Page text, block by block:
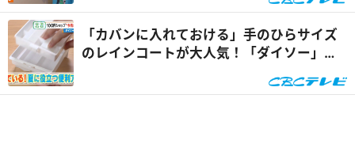
「カバンに入れておける」手のひらサイズ
のレインコートが大人気！「ダイソー」で